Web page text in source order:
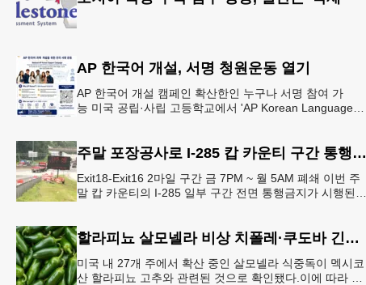
AP 한국어 개설, 서명 청원운동 열기
AP 한국어 개설 캠페인 확산한인 누구나 서명 참여 가
능 미국 공립·사립 고등학교에서 'AP Korean Language
주말 포장공사로 I-285 캅 카운티 구간 통행금지
Exit18-Exit16 2마일 구간 금 7PM ~ 월 5AM 폐쇄 이번 주
말 캅 카운티의 I-285 일부 구간 전면 통행금지가 시행된
할라피뇨 살모넬라 비상 치폴레·쿠도바 긴급 회수
미국 내 27개 주에서 확산 중인 살모넬라 식중독이 멕시코
산 할라피뇨 고추와 관련된 것으로 확인됐다.이에 따라 멕